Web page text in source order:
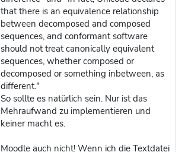
that there is an equivalence relationship
between decomposed and composed
sequences, and conformant software
should not treat canonically equivalent
sequences, whether composed or
decomposed or something inbetween, as
different."
So sollte es natürlich sein. Nur ist das
Mehraufwand zu implementieren und
keiner macht es.
Moodle auch nicht! Wenn ich die Textdatei